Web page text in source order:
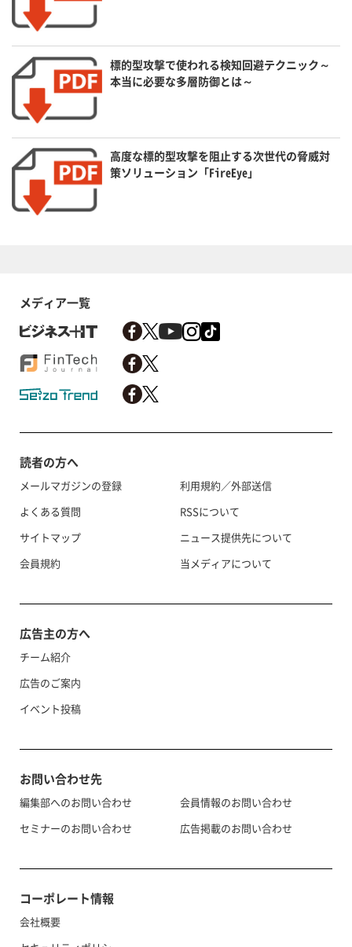
標的型攻撃で使われる検知回避テクニック～
本当に必要な多層防御とは～
高度な標的型攻撃を阻止する次世代の脅威対
策ソリューション「FireEye」
メディア一覧
読者の方へ
メールマガジンの登録
よくある質問
サイトマップ
会員規約
利用規約／外部送信
RSSについて
ニュース提供先について
当メディアについて
広告主の方へ
チーム紹介
広告のご案内
イベント投稿
お問い合わせ先
編集部へのお問い合わせ
セミナーのお問い合わせ
会員情報のお問い合わせ
広告掲載のお問い合わせ
コーポレート情報
会社概要